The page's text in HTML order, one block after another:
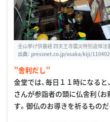
全山挙げ供養経 四天王寺震災特別追悼法
出典： pressnet.co.jp/osaka/kiji/
”舎利だし”
金堂では、毎日１１時になる
さんが参詣者の頭に仏舎利（
す。御仏のお導きを祈るもの